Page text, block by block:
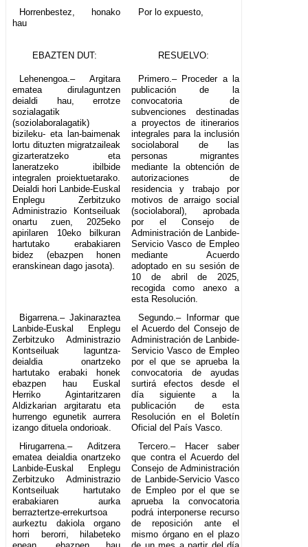
Horrenbestez, honako
hau
Por lo expuesto,
EBAZTEN DUT: RESUELVO:
Lehenengoa.– Argitara
ematea dirulaguntzen
deialdi hau, errotze
sozialagatik
(soziolaboralagatik)
bizileku- eta lan-baimenak
lortu dituzten migratzaileak
gizarteratzeko eta
laneratzeko ibilbide
integralen proiektuetarako.
Deialdi hori Lanbide-Euskal
Enplegu Zerbitzuko
Administrazio Kontseiluak
onartu zuen, 2025eko
apirilaren 10eko bilkuran
hartutako erabakiaren
bidez (ebazpen honen
eranskinean dago jasota).
Primero.– Proceder a la
publicación de la
convocatoria de
subvenciones destinadas
a proyectos de itinerarios
integrales para la inclusión
sociolaboral de las
personas migrantes
mediante la obtención de
autorizaciones de
residencia y trabajo por
motivos de arraigo social
(sociolaboral), aprobada
por el Consejo de
Administración de Lanbide-
Servicio Vasco de Empleo
mediante Acuerdo
adoptado en su sesión de
10 de abril de 2025,
recogida como anexo a
esta Resolución.
Bigarrena.– Jakinaraztea
Lanbide-Euskal Enplegu
Zerbitzuko Administrazio
Kontseiluak laguntza-
deialdia onartzeko
hartutako erabaki honek
ebazpen hau Euskal
Herriko Agintaritzaren
Aldizkarian argitaratu eta
hurrengo egunetik aurrera
izango dituela ondorioak.
Segundo.– Informar que
el Acuerdo del Consejo de
Administración de Lanbide-
Servicio Vasco de Empleo
por el que se aprueba la
convocatoria de ayudas
surtirá efectos desde el
día siguiente a la
publicación de esta
Resolución en el Boletín
Oficial del País Vasco.
Hirugarrena.– Aditzera
ematea deialdia onartzeko
Lanbide-Euskal Enplegu
Zerbitzuko Administrazio
Kontseiluak hartutako
erabakiaren aurka
berraztertze-errekurtsoa
aurkeztu dakiola organo
horri berorri, hilabeteko
Tercero.– Hacer saber
que contra el Acuerdo del
Consejo de Administración
de Lanbide-Servicio Vasco
de Empleo por el que se
aprueba la convocatoria
podrá interponerse recurso
de reposición ante el
mismo órgano en el plazo